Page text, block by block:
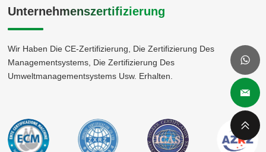
Unternehmenszertifizierung
Wir Haben Die CE-Zertifizierung, Die Zertifizierung Des
Managementsystems, Die Zertifizierung Des
Umweltmanagementsystems Usw. Erhalten.